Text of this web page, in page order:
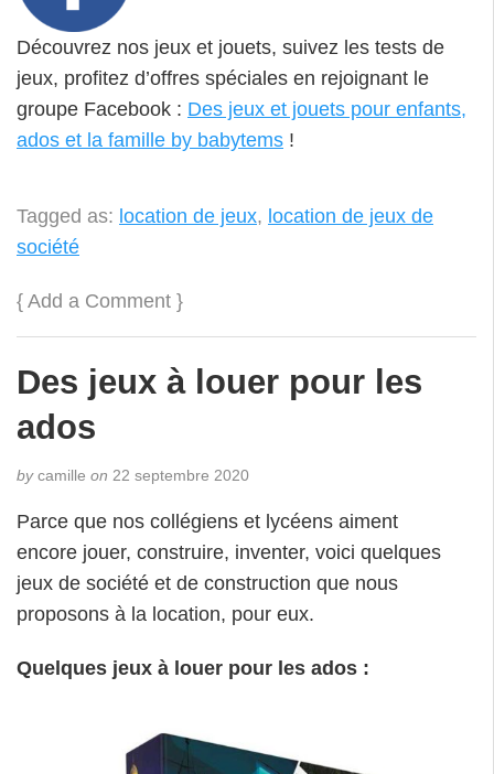
Découvrez nos jeux et jouets, suivez les tests de
jeux, profitez d’offres spéciales en rejoignant le
groupe Facebook : Des jeux et jouets pour enfants,
ados et la famille by babytems !
Tagged as: location de jeux, location de jeux de
société
{ Add a Comment }
Des jeux à louer pour les
ados
bycamille on 22 septembre 2020
Parce que nos collégiens et lycéens aiment
encore jouer, construire, inventer, voici quelques
jeux de société et de construction que nous
proposons à la location, pour eux.
Quelques jeux à louer pour les ados :